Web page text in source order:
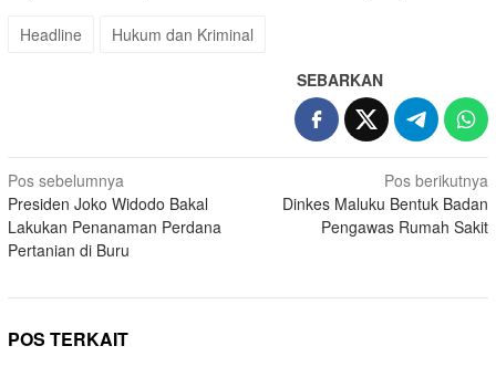
Headline Hukum dan Kriminal
SEBARKAN
Navigasi
pos
Pos sebelumnya
Presiden Joko Widodo Bakal
Lakukan Penanaman Perdana
Pertanian di Buru
Pos berikutnya
Dinkes Maluku Bentuk Badan
Pengawas Rumah Sakit
POS TERKAIT